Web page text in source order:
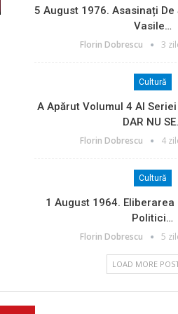
5 August 1976. Asasinați
Vasile…
Florin Dobrescu 3
Cultură
A Apărut Volumul 4 Al Seriei
DAR NU
Florin Dobrescu 4
Cultură
1 August 1964.
Politici…
Florin Dobrescu 5
LOAD MORE